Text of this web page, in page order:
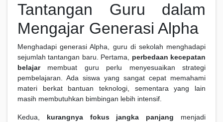
Tantangan Guru dalam
Mengajar Generasi Alpha
Menghadapi generasi Alpha, guru di sekolah menghadapi
sejumlah tantangan baru. Pertama, perbedaan kecepatan
belajarmembuat guru perlu menyesuaikan strategi
pembelajaran. Ada siswa yang sangat cepat memahami
materi berkat bantuan teknologi, sementara yang lain
masih membutuhkan bimbingan lebih intensif.
Kedua, kurangnya fokus jangka panjang menjadi